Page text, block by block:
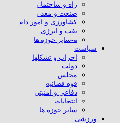
راه و ساختمان
صنعت و معدن
کشاورزی و امور دام
نفت و انرژی
ه-سایر حوزه ها
سیاست
احزاب و تشکلها
دولت
مجلس
قوه قضائیه
دفاعی و امنیتی
انتخابات
سایر حوزه ها
ورزشی